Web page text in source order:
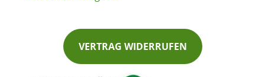
VERTRAG WIDERRUFEN